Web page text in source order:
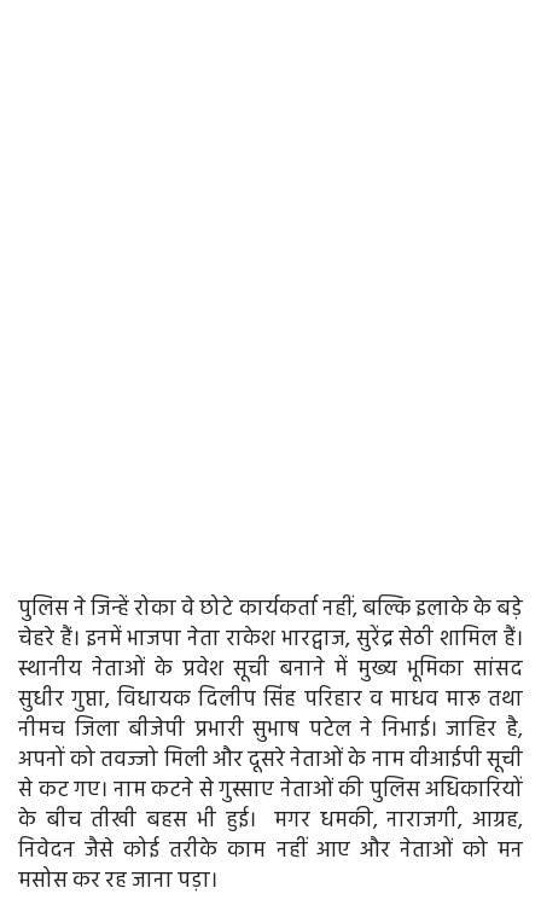
पुलिस ने जिन्हें रोका वे छोटे कार्यकर्ता नहीं, बल्कि इलाके के बड़े
चेहरे हैं। इनमें भाजपा नेता राकेश भारद्वाज, सुरेंद्र सेठी शामिल हैं।
स्थानीय नेताओं के प्रवेश सूची बनाने में मुख्य भूमिका सांसद
सुधीर गुप्ता, विधायक दिलीप सिंह परिहार व माधव मारू तथा
नीमच जिला बीजेपी प्रभारी सुभाष पटेल ने निभाई। जाहिर है,
अपनों को तवज्जो मिली और दूसरे नेताओं के नाम वीआईपी सूची
से कट गए। नाम कटने से गुस्साए नेताओं की पुलिस अधिकारियों
के बीच तीखी बहस भी हुई। मगर धमकी, नाराजगी, आग्रह,
निवेदन जैसे कोई तरीके काम नहीं आए और नेताओं को मन
मसोस कर रह जाना पड़ा।